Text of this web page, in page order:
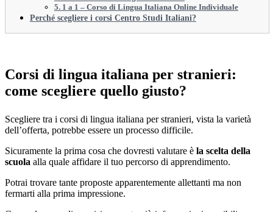
5. 1 a 1 – Corso di Lingua Italiana Online Individuale
Perché scegliere i corsi Centro Studi Italiani?
Corsi di lingua italiana per stranieri:
come scegliere quello giusto?
Scegliere tra i corsi di lingua italiana per stranieri, vista la varietà
dell’offerta, potrebbe essere un processo difficile.
Sicuramente la prima cosa che dovresti valutare è la scelta della
scuola alla quale affidare il tuo percorso di apprendimento.
Potrai trovare tante proposte apparentemente allettanti ma non
fermarti alla prima impressione.